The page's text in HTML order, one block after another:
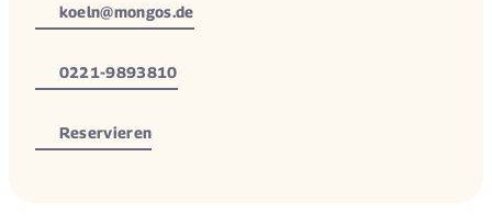
koeln@mongos.de
0221-9893810
Reservieren